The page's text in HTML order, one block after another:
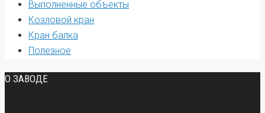
Выполненные объекты
Козловой кран
Кран балка
Полезное
О ЗАВОДЕ